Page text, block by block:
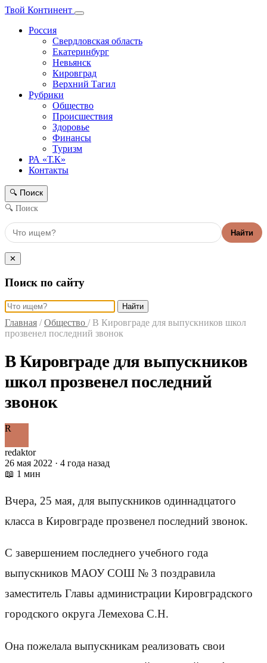
Твой Континент
Россия
Свердловская область
Екатеринбург
Невьянск
Кировград
Верхний Тагил
Рубрики
Общество
Происшествия
Здоровье
Финансы
Туризм
РА «Т.К»
Контакты
🔍 Поиск
🔍 Поиск
Найти
✕
Поиск по сайту
Найти
Главная / Общество / В Кировграде для выпускников школ
прозвенел последний звонок
В Кировграде для выпускников
школ прозвенел последний
звонок
R
redaktor
26 мая 2022 · 4 года назад
📖 1 мин
Вчера, 25 мая, для выпускников одиннадцатого
класса в Кировграде прозвенел последний звонок.
С завершением последнего учебного года
выпускников МАОУ СОШ № 3 поздравила
заместитель Главы администрации Кировградского
городского округа Лемехова С.Н.
Она пожелала выпускникам реализовать свои